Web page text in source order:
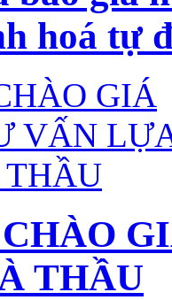
hoá tự
THẦU